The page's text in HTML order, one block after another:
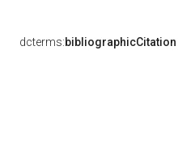
dcterms:bibliographicCitation